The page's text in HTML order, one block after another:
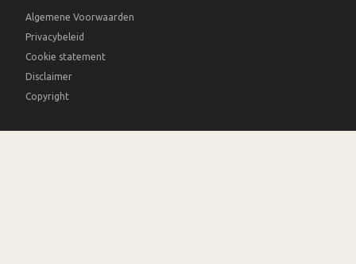
Algemene Voorwaarden
Privacybeleid
Cookie statement
Disclaimer
Copyright